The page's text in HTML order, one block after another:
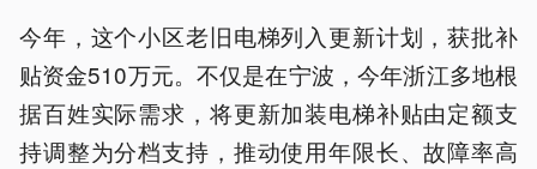
今年，这个小区老旧电梯列入更新计划，获批补
贴资金510万元。不仅是在宁波，今年浙江多地根
据百姓实际需求，将更新加装电梯补贴由定额支
持调整为分档支持，推动使用年限长、故障率高